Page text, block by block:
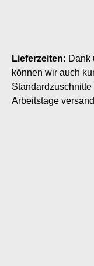
Lieferzeiten: Dank
können wir auch
Arbeitstage